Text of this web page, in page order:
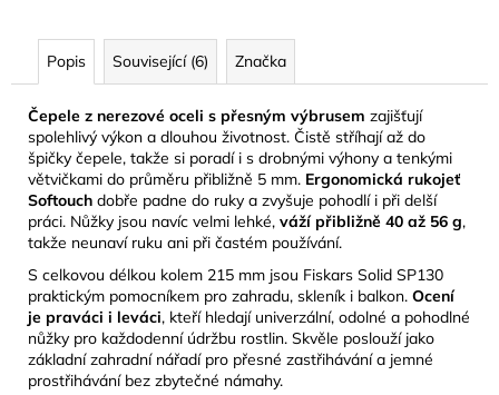
Popis Související (6) Značka
Čepele z nerezové oceli s přesným výbrusem zajišťují
spolehlivý výkon a dlouhou životnost. Čistě stříhají až do
špičky čepele, takže si poradí i s drobnými výhony a tenkými
větvičkami do průměru přibližně 5 mm. Ergonomická rukojeť
Softouch dobře padne do ruky a zvyšuje pohodlí i při delší
práci. Nůžky jsou navíc velmi lehké, váží přibližně 40 až 56 g,
takže neunaví ruku ani při častém používání.
S celkovou délkou kolem 215 mm jsou Fiskars Solid SP130
praktickým pomocníkem pro zahradu, skleník i balkon. Ocení
je praváci i leváci, kteří hledají univerzální, odolné a pohodlné
nůžky pro každodenní údržbu rostlin. Skvěle poslouží jako
základní zahradní nářadí pro přesné zastřihávání a jemné
prostřihávání bez zbytečné námahy.